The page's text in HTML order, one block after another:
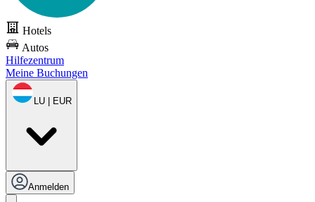
Hotels
Autos
Hilfezentrum
Meine Buchungen
LU | EUR
Anmelden